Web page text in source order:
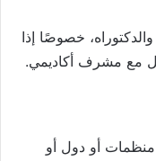
خصوصًا إذا
مع مشرف أكاديمي.
أو دول أو